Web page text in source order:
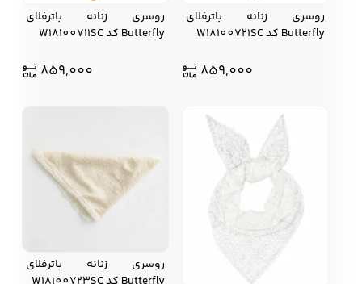
روسری زنانه باترفلای
Butterfly کد W18100721SC
859,000
روسری زنانه باترفلای
Butterfly کد W18100711SC
859,000
روسری زنانه باترفلای